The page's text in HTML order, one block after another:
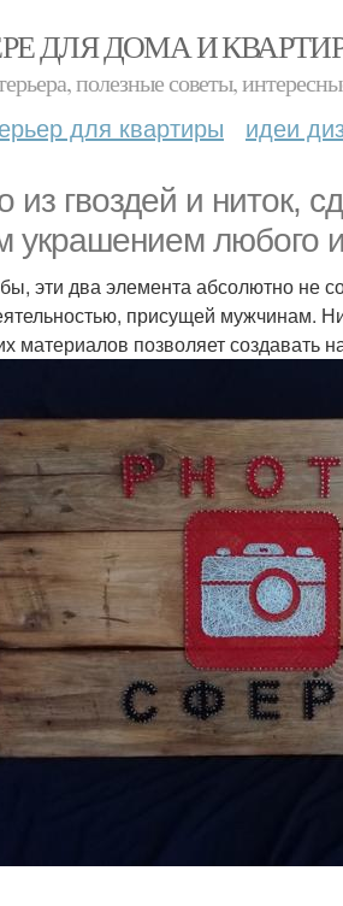
ДЛЯ ДОМА И
полезные советы,
для квартиры идеи
из гвоздей и ниток,
украшением любого
эти два элемента абсолютно не
присущей мужчинам.
материалов позволяет создавать